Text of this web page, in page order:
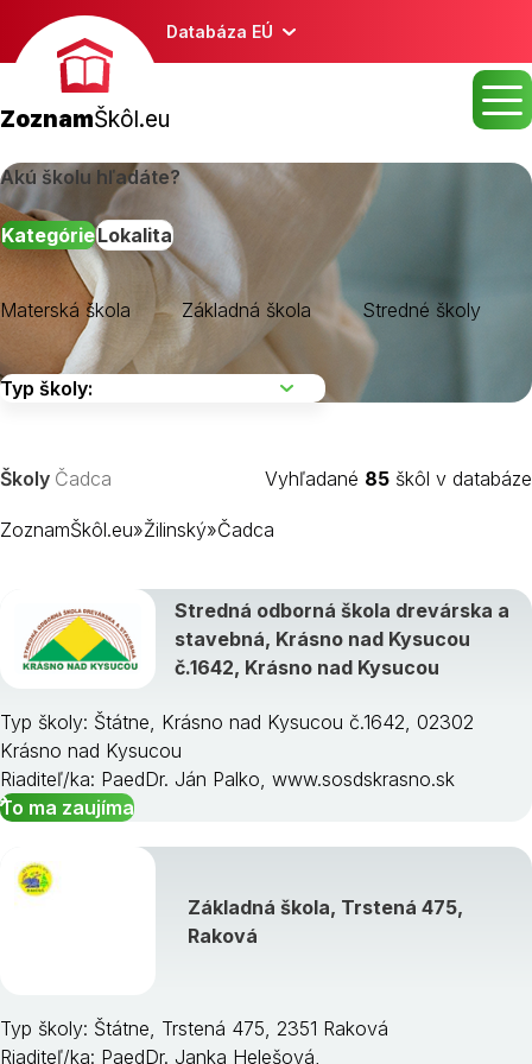
Databáza EÚ
ZoznamŠkôl.eu
Akú školu hľadáte?
KategórieLokalita
Materská škola Základná škola Stredné školy
Čadca
Dolný Kubín
Liptovský Mikuláš
Martin
Námestovo
Ružomberok
Tvrdošín
Žilina
Školy Čadca Vyhľadané 85 škôl v databáze
ZoznamŠkôl.eu»Žilinský»Čadca
Stredná odborná škola drevárska a
stavebná, Krásno nad Kysucou
č.1642, Krásno nad Kysucou
Typ školy: Štátne, Krásno nad Kysucou č.1642, 02302
Krásno nad Kysucou
Riaditeľ/ka: PaedDr. Ján Palko, www.sosdskrasno.sk
To ma zaujíma
Základná škola, Trstená 475,
Raková
Typ školy: Štátne, Trstená 475, 2351 Raková
Riaditeľ/ka: PaedDr. Janka Helešová,